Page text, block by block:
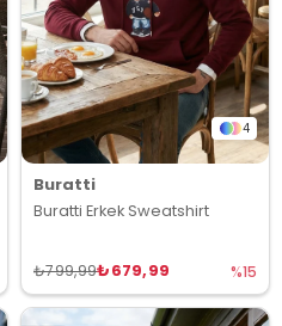
4
Buratti
Buratti Erkek Sweatshirt
₺679,99
₺799,99 %15